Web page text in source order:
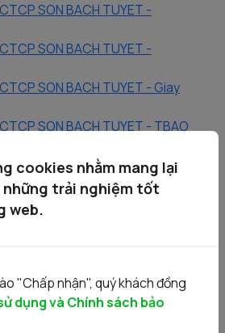
SON BACH TUYET -
SON BACH TUYET -
SON BACH TUYET - Giay
SON BACH TUYET - TBAO
SON BACH TUYET - NQ28
SON BACH TUYET -
CTCP SON BACH TUYET - BCTC
SON BACH TUYET - BCTC KT
cookies nhằm mang lại
những trải nghiệm tốt
web.
"Chấp nhận", quý khách đồng
dụng và Chính sách bảo